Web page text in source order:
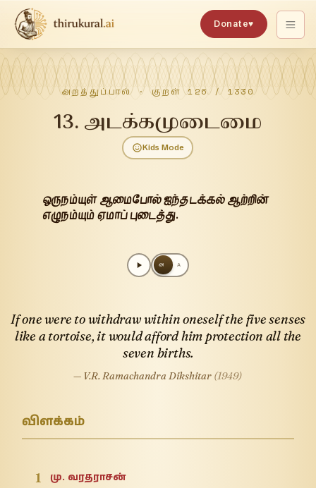
Donate♥
அறத்துப்பால்· குறள்126/ 1330
13.அடக்கமுடைமை
Kids Mode
ஒருநம்யுள் ஆமைபோல் ஐந்தடக்கல் ஆற்றின்
எழுநம்யும் ஏமாப் புடைத்து.
அ A
If one were to withdraw within oneself the five senses
like a tortoise, it would afford him protection all the
seven births.
— V.R. Ramachandra Dikshitar (1949)
விளக்கம்
1
மு. வரதராசன்